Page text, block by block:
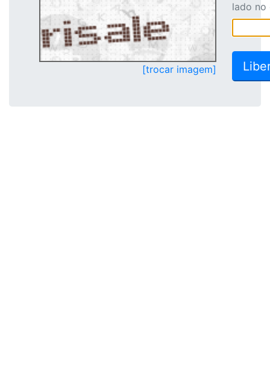
[trocar imagem]
lado no